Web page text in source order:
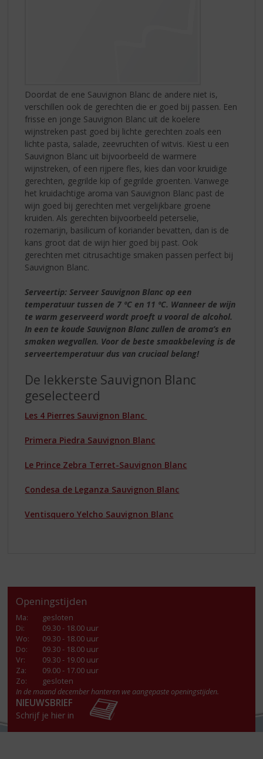
Doordat de ene Sauvignon Blanc de andere niet is,
verschillen ook de gerechten die er goed bij passen. Een
frisse en jonge Sauvignon Blanc uit de koelere
wijnstreken past goed bij lichte gerechten zoals een
lichte pasta, salade, zeevruchten of witvis. Kiest u een
Sauvignon Blanc uit bijvoorbeeld de warmere
wijnstreken, of een rijpere fles, kies dan voor kruidige
gerechten, gegrilde kip of gegrilde groenten. Vanwege
het kruidachtige aroma van Sauvignon Blanc past de
wijn goed bij gerechten met vergelijkbare groene
kruiden. Als gerechten bijvoorbeeld peterselie,
rozemarijn, basilicum of koriander bevatten, dan is de
kans groot dat de wijn hier goed bij past. Ook
gerechten met citrusachtige smaken passen perfect bij
Sauvignon Blanc.
Serveertip: Serveer Sauvignon Blanc op een
temperatuur tussen de 7 ºC en 11 ºC. Wanneer de wijn
te warm geserveerd wordt proeft u vooral de alcohol.
In een te koude Sauvignon Blanc zullen de aroma’s en
smaken wegvallen. Voor de beste smaakbeleving is de
serveertemperatuur dus van cruciaal belang!
De lekkerste Sauvignon Blanc
geselecteerd
Les 4 Pierres Sauvignon Blanc
Primera Piedra Sauvignon Blanc
Le Prince Zebra Terret-Sauvignon Blanc
Condesa de Leganza Sauvignon Blanc
Ventisquero Yelcho Sauvignon Blanc
Openingstijden
Ma:
gesloten
Di:
09.30 - 18.00 uur
Wo:
09.30 - 18.00 uur
Do:
09.30 - 18.00 uur
Vr:
09.30 - 19.00 uur
Za:
09.00 - 17.00 uur
Zo:
gesloten
In de maand december hanteren we aangepaste openingstijden.
NIEUWSBRIEF
Schrijf je hier in